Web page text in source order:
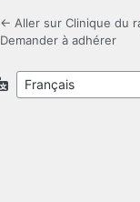
← Aller sur Clinique du
Demander à adhérer
Langue